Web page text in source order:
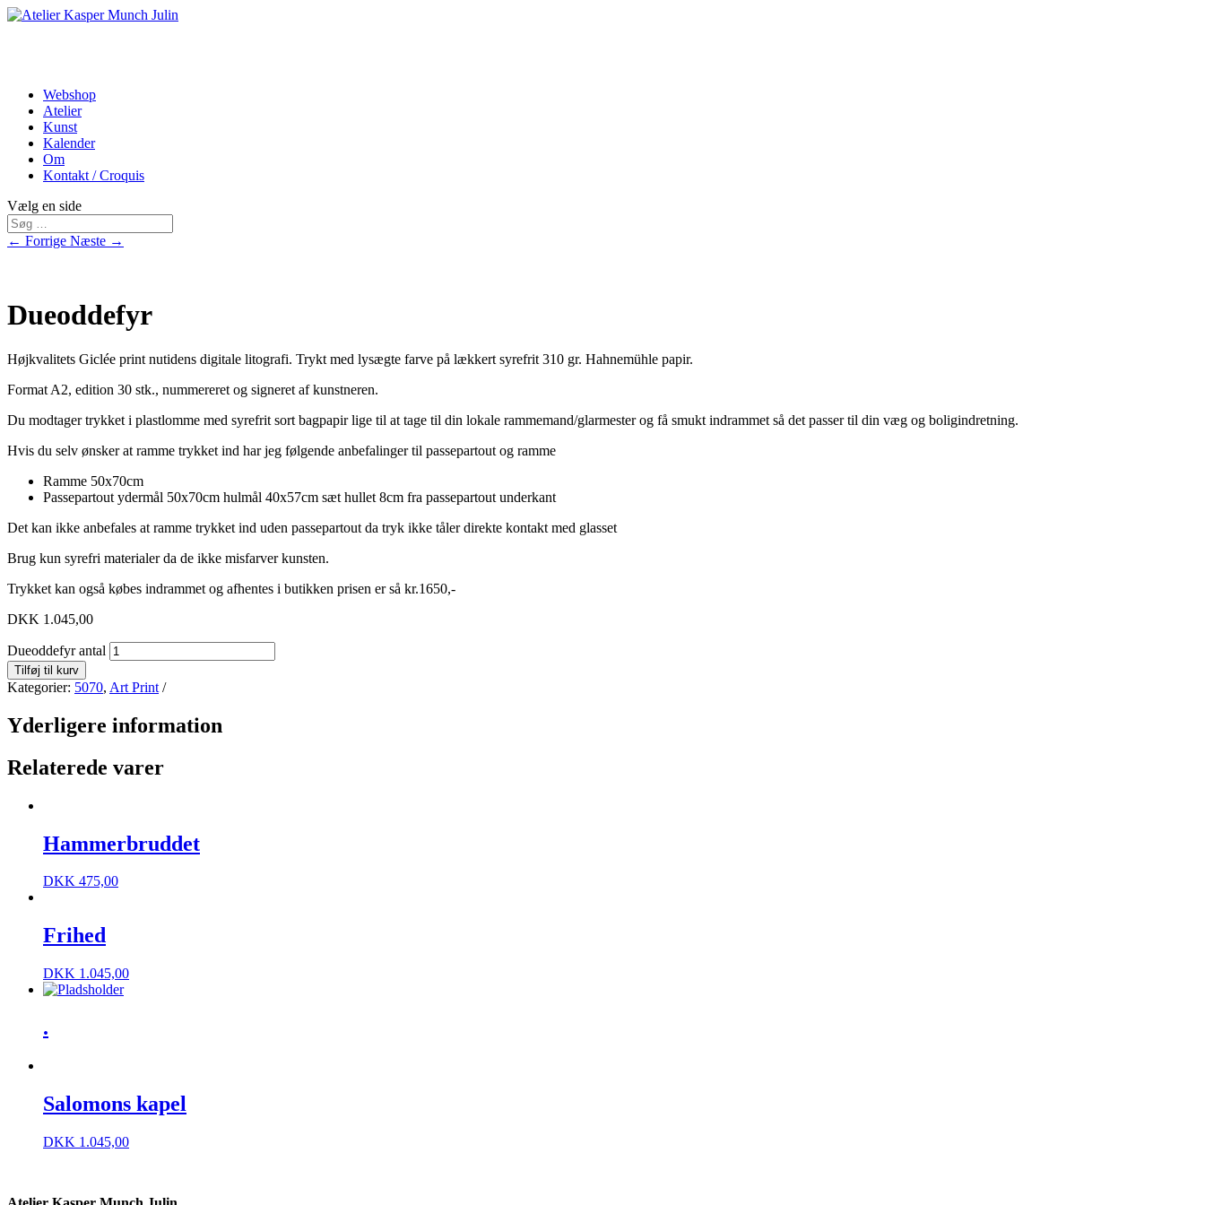
Webshop
Atelier
Kunst
Kalender
Om
Kontakt / Croquis
Vælg en side
← Forrige Næste →
Dueoddefyr
Højkvalitets Giclée print nutidens digitale litografi. Trykt med lysægte farve på lækkert syrefrit 310 gr. Hahnemühle papir.
Format A2, edition 30 stk., nummereret og signeret af kunstneren.
Du modtager trykket i plastlomme med syrefrit sort bagpapir lige til at tage til din lokale rammemand/glarmester og få smukt indrammet så det passer til din væg og boligindretning.
Hvis du selv ønsker at ramme trykket ind har jeg følgende anbefalinger til passepartout og ramme
Ramme 50x70cm
Passepartout ydermål 50x70cm hulmål 40x57cm sæt hullet 8cm fra passepartout underkant
Det kan ikke anbefales at ramme trykket ind uden passepartout da tryk ikke tåler direkte kontakt med glasset
Brug kun syrefri materialer da de ikke misfarver kunsten.
Trykket kan også købes indrammet og afhentes i butikken prisen er så kr.1650,-
DKK 1.045,00
Dueoddefyr antal
Tilføj til kurv
Kategorier: 5070, Art Print
Yderligere information
Relaterede varer
Hammerbruddet
DKK 475,00
Frihed
DKK 1.045,00
.
Salomons kapel
DKK 1.045,00